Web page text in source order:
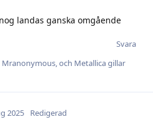
landas ganska omgående
Svara
Mranonymous, och Metallicagillar
2025 Redigerad